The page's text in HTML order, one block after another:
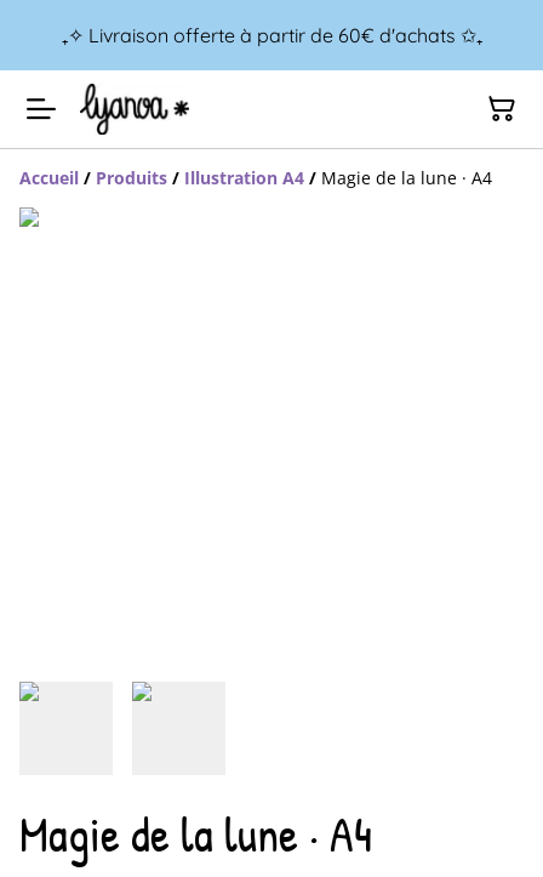
₊✧ Livraison offerte à partir de 60€ d'achats ✩₊
Accueil / Produits / Illustration A4 / Magie de la lune · A4
Magie de la lune · A4